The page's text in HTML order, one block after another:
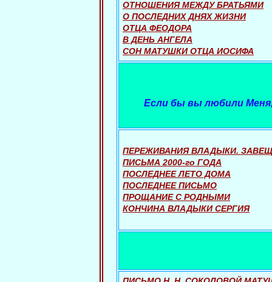
ОТНОШЕНИЯ МЕЖДУ БРАТЬЯМИ
О ПОСЛЕДНИХ ДНЯХ ЖИЗНИ
ОТЦА ФЕОДОРА
В ДЕНЬ АНГЕЛА
СОН МАТУШКИ ОТЦА ИОСИФА
Если бы вы любили
ПЕРЕЖИВАНИЯ ВЛАДЫКИ.
ПИСЬМА 2000-го ГОДА
ПОСЛЕДНЕЕ ЛЕТО ДОМА
ПОСЛЕДНЕЕ ПИСЬМО
ПРОЩАНИЕ С РОДНЫМИ
КОНЧИНА ВЛАДЫКИ СЕРГИЯ